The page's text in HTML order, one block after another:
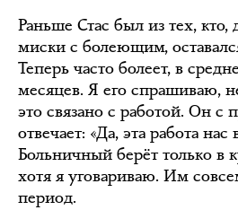
Раньше Стас был из тех,
миски с болеющим,
Теперь часто болеет, в
месяцев. Я его спрашиваю,
это связано с работой. Он
отвечает: «Да, эта работа нас
Больничный берёт только в
хотя я уговариваю. Им
период.